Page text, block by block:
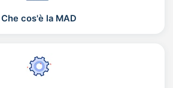
Che cos'è la MAD